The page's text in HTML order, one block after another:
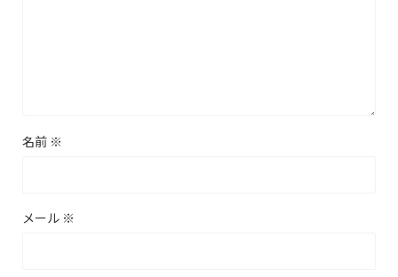
名前 ※
メール ※